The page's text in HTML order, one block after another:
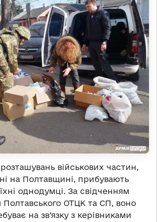
військових частин,
на Полтавщині, прибувають
однодумці. За свідченням
Полтавського ОТЦК та СП, воно
на зв’язку з керівниками